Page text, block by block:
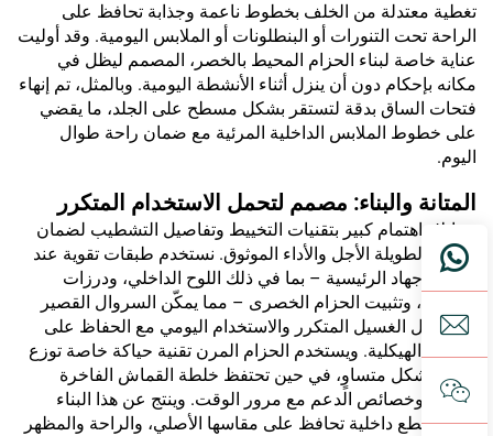
تغطية معتدلة من الخلف بخطوط ناعمة وجذابة تحافظ على
الراحة تحت التنورات أو البنطلونات أو الملابس اليومية. وقد أوليت
عناية خاصة لبناء الحزام المحيط بالخصر، المصمم ليظل في
مكانه بإحكام دون أن ينزل أثناء الأنشطة اليومية. وبالمثل، تم إنهاء
فتحات الساق بدقة لتستقر بشكل مسطح على الجلد، ما يقضي
على خطوط الملابس الداخلية المرئية مع ضمان راحة طوال
اليوم.
المتانة والبناء: مصمم لتحمل الاستخدام المتكرر
تم إيلاء اهتمام كبير بتقنيات التخييط وتفاصيل التشطيب لضمان
المتانة الطويلة الأجل والأداء الموثوق. نستخدم طبقات تقوية عند
نقاط الإجهاد الرئيسية – بما في ذلك اللوح الداخلي، ودرزات
الجانبين، وتثبيت الحزام الخصرى – مما يمكّن السروال القصير
من تحمل الغسيل المتكرر والاستخدام اليومي مع الحفاظ على
سلامته الهيكلية. ويستخدم الحزام المرن تقنية حياكة خاصة توزع
التوتر بشكل متساوٍ، في حين تحتفظ خلطة القماش الفاخرة
بشكلها وخصائص الدعم مع مرور الوقت. وينتج عن هذا البناء
القوي قطع داخلية تحافظ على مقاسها الأصلي، والراحة والمظهر